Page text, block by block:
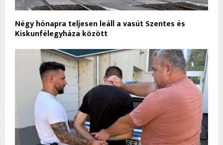
Négy hónapra teljesen leáll a vasút Szentes és
Kiskunfélegyháza között